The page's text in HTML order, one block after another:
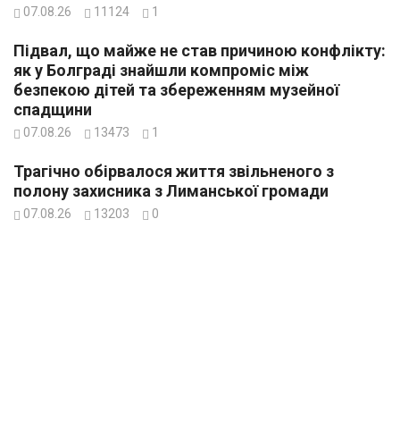
07.08.26 11124 1
Підвал, що майже не став причиною конфлікту:
як у Болграді знайшли компроміс між
безпекою дітей та збереженням музейної
спадщини
07.08.26 13473 1
Трагічно обірвалося життя звільненого з
полону захисника з Лиманської громади
07.08.26 13203 0